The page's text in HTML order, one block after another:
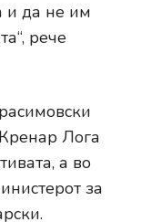
и да не им
рече
Лога
а во
за